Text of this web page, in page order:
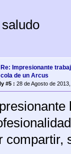
Re: Impresionante
cola de un Arcus
#5 : 28 de Agosto de
compartir,